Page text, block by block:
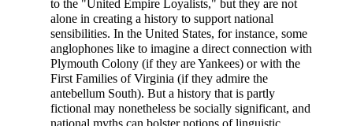
to the "United Empire Loyalists," but they are not
alone in creating a history to support national
sensibilities. In the United States, for instance, some
anglophones like to imagine a direct connection with
Plymouth Colony (if they are Yankees) or with the
First Families of Virginia (if they admire the
antebellum South). But a history that is partly
fictional may nonetheless be socially significant, and